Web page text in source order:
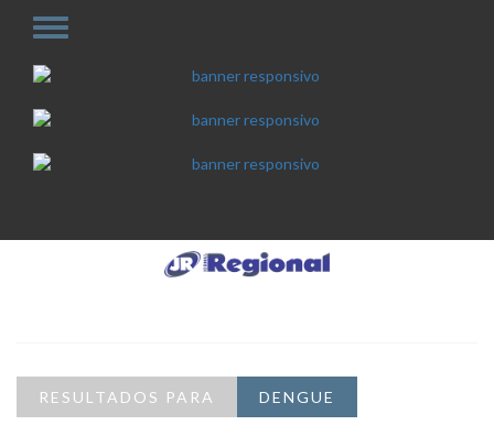
RESULTADOS PARA DENGUE